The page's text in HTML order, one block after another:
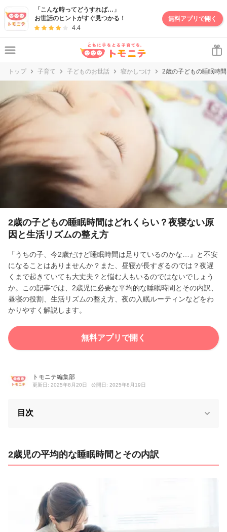
「こんな時ってどうすれば…」
お世話のヒントがすぐ見つかる！
4.4
無料アプリで開く
トップ 子育て 子どものお世話 寝かしつけ 2歳の子どもの睡眠時
2歳の子どもの睡眠時間はどれくらい？夜寝ない原
因と生活リズムの整え方
「うちの子、今2歳だけど睡眠時間は足りているのかな…』と不安
になることはありませんか？また、昼寝が長すぎるのでは？夜遅
くまで起きていても大丈夫？と悩む人もいるのではないでしょう
か。この記事では、2歳児に必要な平均的な睡眠時間とその内訳、
昼寝の役割、生活リズムの整え方、夜の入眠ルーティンなどをわ
かりやすく解説します。
無料アプリで開く
トモニテ編集部
更新日: 2025年8月20日 公開日: 2025年8月19日
目次
2歳児の平均的な睡眠時間とその内訳
妊娠・出産・子育て情報サイト | トモニテ